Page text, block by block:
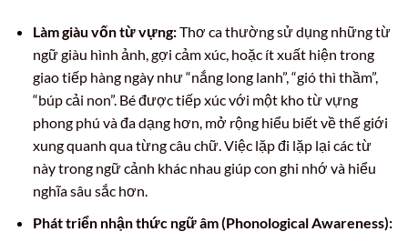
Làm giàu vốn từ vựng:Thơ ca thường sử dụng những từ
ngữ giàu hình ảnh, gợi cảm xúc, hoặc ít xuất hiện trong
giao tiếp hàng ngày như “nắng long lanh”, “gió thì thầm”,
“búp cải non”. Bé được tiếp xúc với một kho từ vựng
phong phú và đa dạng hơn, mở rộng hiểu biết về thế giới
xung quanh qua từng câu chữ. Việc lặp đi lặp lại các từ
này trong ngữ cảnh khác nhau giúp con ghi nhớ và hiểu
nghĩa sâu sắc hơn.
Phát triển nhận thức ngữ âm (Phonological Awareness):